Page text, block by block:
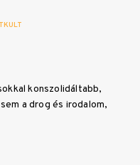
konszolidáltabb,
a drog és irodalom,